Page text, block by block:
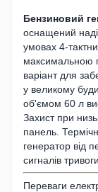
Бензиновий
оснащений
умовах 4-
максимальною
варіант для
у великому
об'ємом 60 л
Захист при
панель.
генератор від
сигналів
Переваги